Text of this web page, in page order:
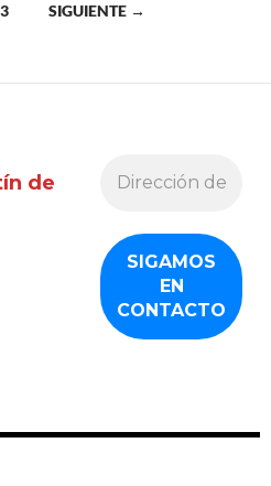
3 SIGUIENTE →
de